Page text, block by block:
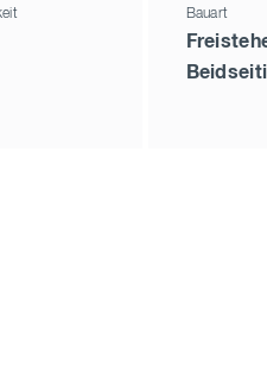
Bauart